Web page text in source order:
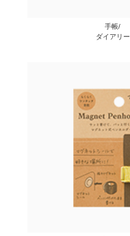
手帳/
ダイアリー